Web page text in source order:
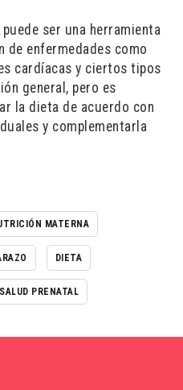
ser una herramienta
de enfermedades como
cardíacas y ciertos tipos
general, pero es
la dieta de acuerdo con
y complementarla
MATERNA
DIETA
SALUD PRENATAL